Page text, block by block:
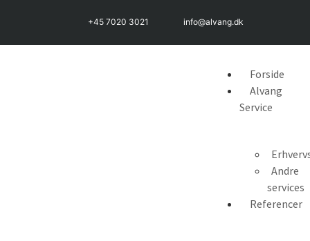
+45 7020 3021 info@alvang.dk
Forside
Alvang
Service
Andre
services
Referencer